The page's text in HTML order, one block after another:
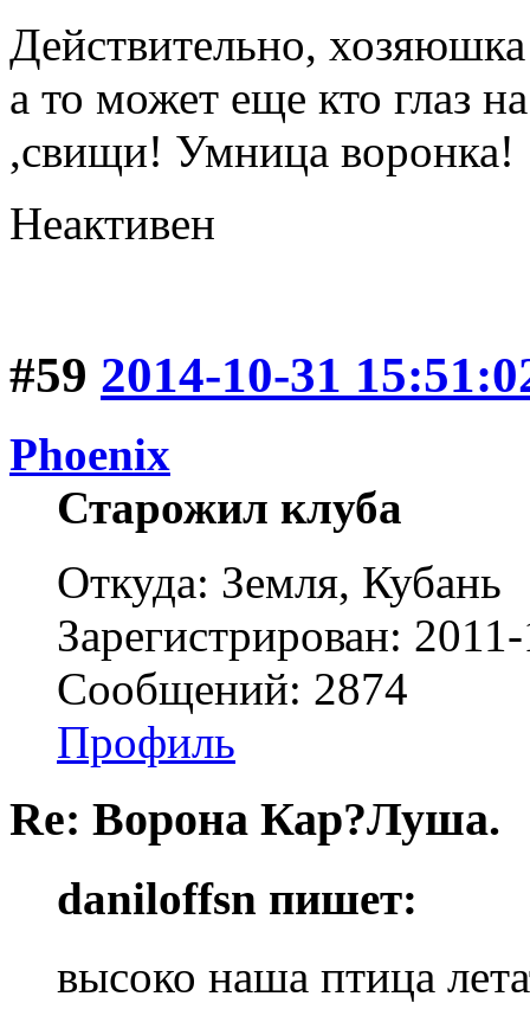
Действительно,
а то может еще кто глаз
,свищи! Умница воронка!
Неактивен
#59 2014-10-31
Phoenix
Старожил клуба
Откуда: Земля, Кубань
Зарегистрирован:
Сообщений: 2874
Профиль
Re: Ворона Кар?Луша.
daniloffsn пишет:
высоко наша птица